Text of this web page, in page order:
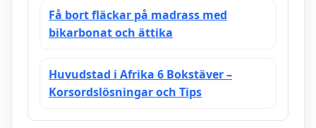
Få bort fläckar på madrass med
bikarbonat och ättika
Huvudstad i Afrika 6 Bokstäver –
Korsordslösningar och Tips